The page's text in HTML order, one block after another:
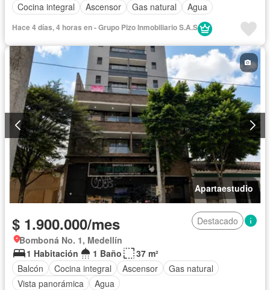
Cocina integral
Ascensor Gas natural Agua
Hace 4 días, 4 horas en - Grupo Pizo Inmobiliario S.A.S
Apartaestudio
$ 1.900.000/mes
Destacado
Bomboná No. 1, Medellín
1 Habitación
1 Baño
37 m²
Balcón
Cocina integral Ascensor
Gas natural
Vista panorámica
Agua